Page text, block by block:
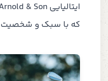
که با سبک و شخصیت